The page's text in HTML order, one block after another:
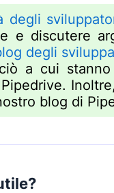
degli
e discutere
degli
a cui
blog di